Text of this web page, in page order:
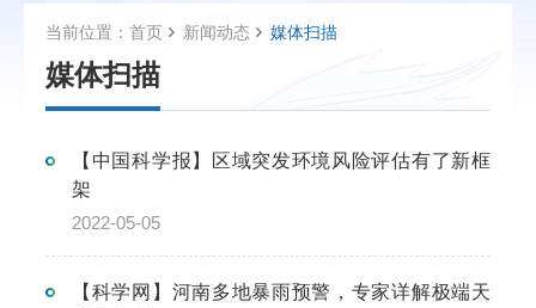
当前位置： 首页 新闻动态 媒体扫描
媒体扫描
【中国科学报】区域突发环境风险评估有了新框
架
2022-05-05
【科学网】河南多地暴雨预警，专家详解极端天